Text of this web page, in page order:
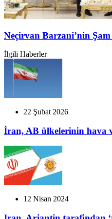
Neçirvan Barzani’nin
İlgili Haberler
22 Şubat 2026
İran, AB ülkelerinin hava
12 Nisan 2024